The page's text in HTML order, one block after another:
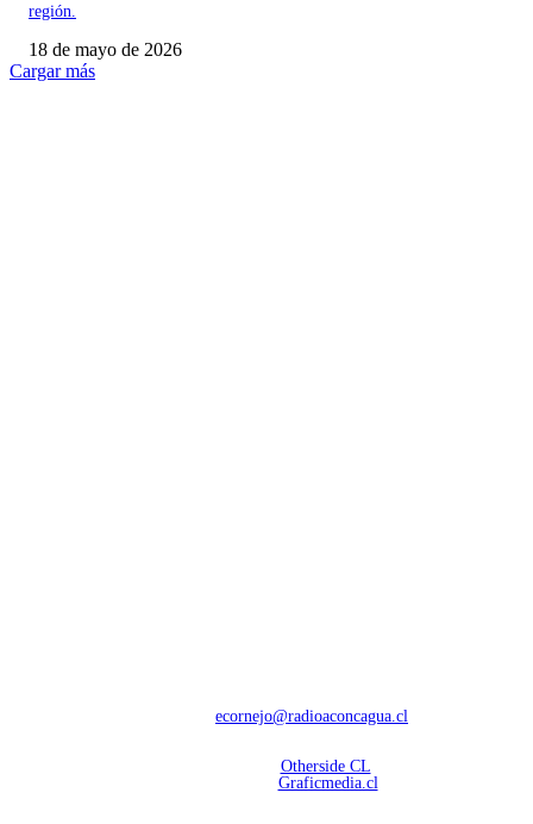
región.
18 de mayo de 2026
Cargar más
ecornejo@radioaconcagua.cl
Otherside CL
Graficmedia.cl